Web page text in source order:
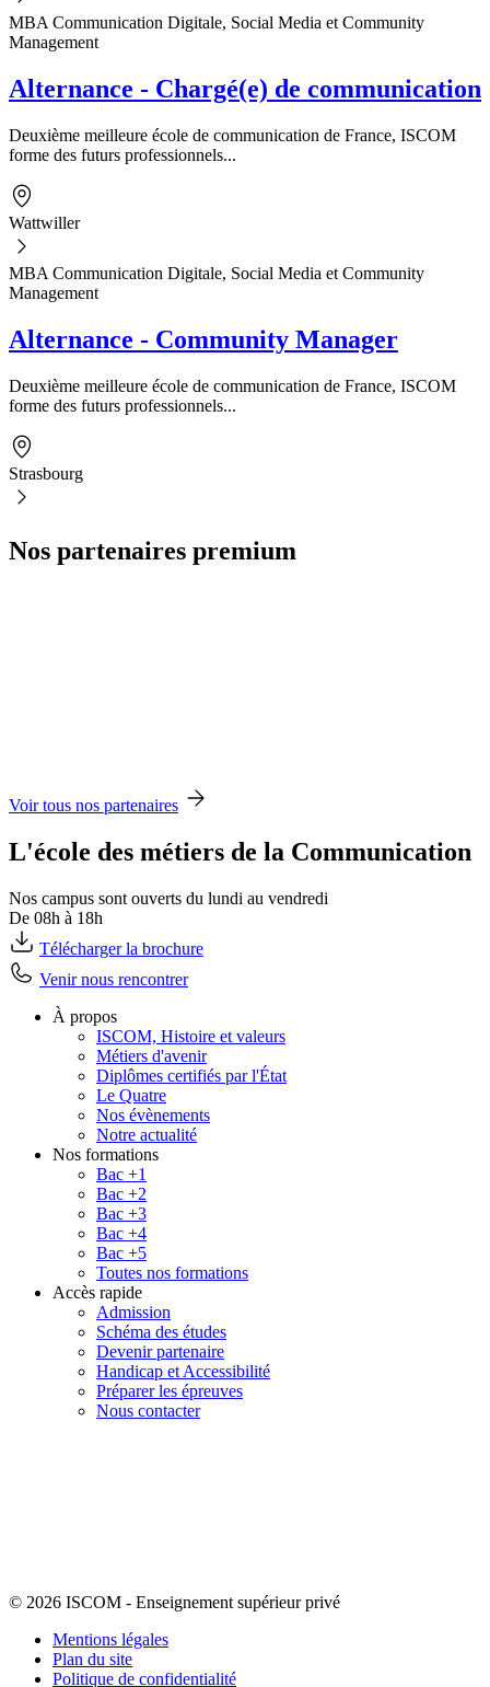
MBA Communication Digitale, Social Media et Community
Management
Alternance - Chargé(e) de communication
Deuxième meilleure école de communication de France, ISCOM
forme des futurs professionnels...
Wattwiller
MBA Communication Digitale, Social Media et Community
Management
Alternance - Community Manager
Deuxième meilleure école de communication de France, ISCOM
forme des futurs professionnels...
Strasbourg
Nos partenaires premium
Voir tous nos partenaires
L'école des métiers de la Communication
Nos campus sont ouverts du lundi au vendredi
De 08h à 18h
Télécharger la brochure
Venir nous rencontrer
À propos
ISCOM, Histoire et valeurs
Métiers d'avenir
Diplômes certifiés par l'État
Le Quatre
Nos évènements
Notre actualité
Nos formations
Bac +1
Bac +2
Bac +3
Bac +4
Bac +5
Toutes nos formations
Accès rapide
Admission
Schéma des études
Devenir partenaire
Handicap et Accessibilité
Préparer les épreuves
Nous contacter
© 2026 ISCOM - Enseignement supérieur privé
Mentions légales
Plan du site
Politique de confidentialité